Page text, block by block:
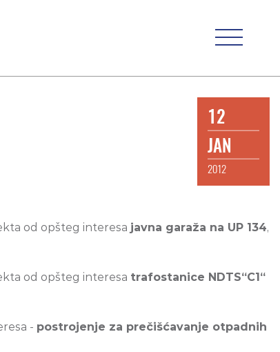
12
JAN
2012
od opšteg interesa javna garaža na UP 134,
od opšteg interesa trafostanice NDTS“C1“
- postrojenje za prečišćavanje otpadnih